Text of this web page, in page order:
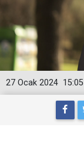
15:05
27 Ocak 2024